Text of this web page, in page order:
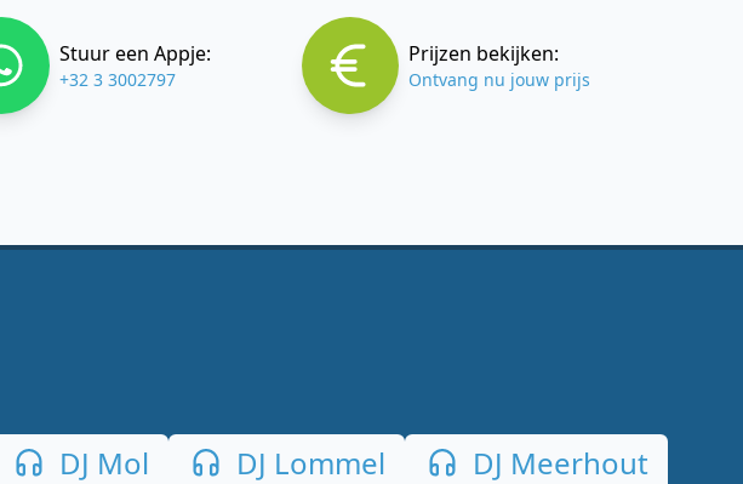
Stuur een Appje:
+32 3 3002797
Prijzen bekijken:
Ontvang nu jouw prijs
DJ Mol DJ Lommel
DJ Meerhout